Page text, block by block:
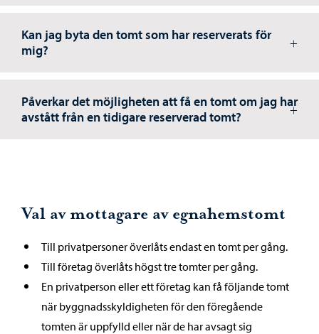
Kan jag byta den tomt som har reserverats för
mig?
Påverkar det möjligheten att få en tomt om jag har
avstått från en tidigare reserverad tomt?
Val av mottagare av egnahemstomt
Till privatpersoner överlåts endast en tomt per gång.
Till företag överlåts högst tre tomter per gång.
En privatperson eller ett företag kan få följande tomt
när byggnadsskyldigheten för den föregående
tomten är uppfylld eller när de har avsagt sig